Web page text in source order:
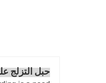
حبل التزلج